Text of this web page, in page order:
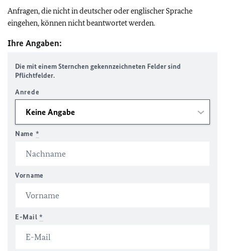
Anfragen, die nicht in deutscher oder englischer Sprache
eingehen, können nicht beantwortet werden.
Ihre Angaben:
Die mit einem Sternchen gekennzeichneten Felder sind
Pflichtfelder.
Anrede
Name *
Vorname
E-Mail *